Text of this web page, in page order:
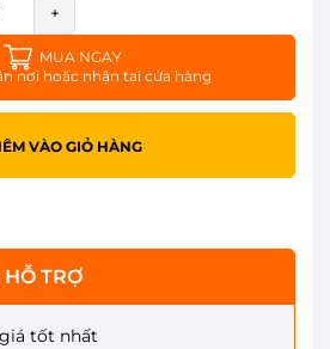
+
MUA NGAY
nơi hoặc nhận tại cửa hàng
VÀO GIỎ HÀNG
TRỢ
tốt nhất